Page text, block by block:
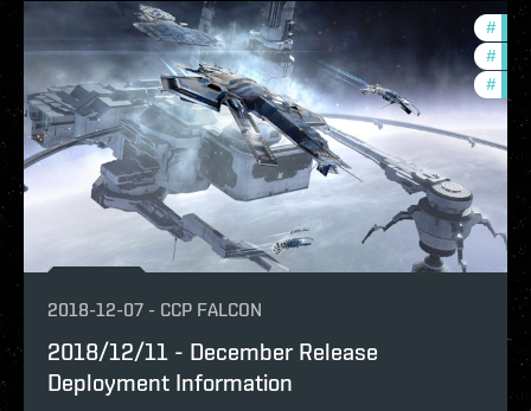
#
#
#
2018-12-07 - CCP FALCON
2018/12/11 - December Release
Deployment Information